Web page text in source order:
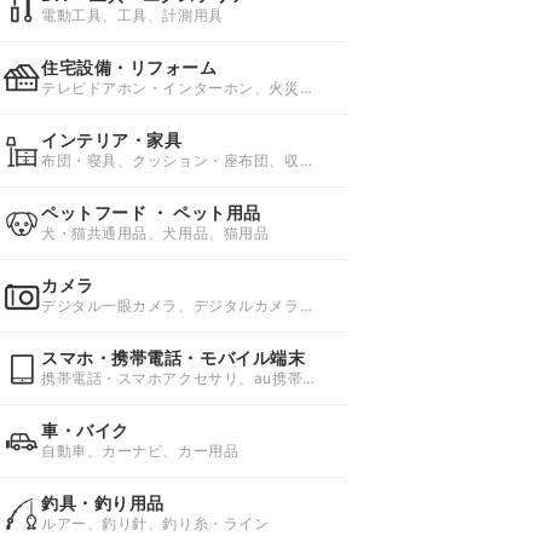
電動工具、工具、計測用具
住宅設備・リフォーム
テレビドアホン・インターホン、火災警
インテリア・家具
布団・寝具、クッション・座布団、収納
ペットフード ・ ペット用品
犬・猫共通用品、犬用品、猫用品
カメラ
デジタル一眼カメラ、デジタルカメラ、
スマホ・携帯電話・モバイル端末
携帯電話・スマホアクセサリ、au携帯電
車・バイク
自動車、カーナビ、カー用品
釣具・釣り用品
ルアー、釣り針、釣り糸・ライン